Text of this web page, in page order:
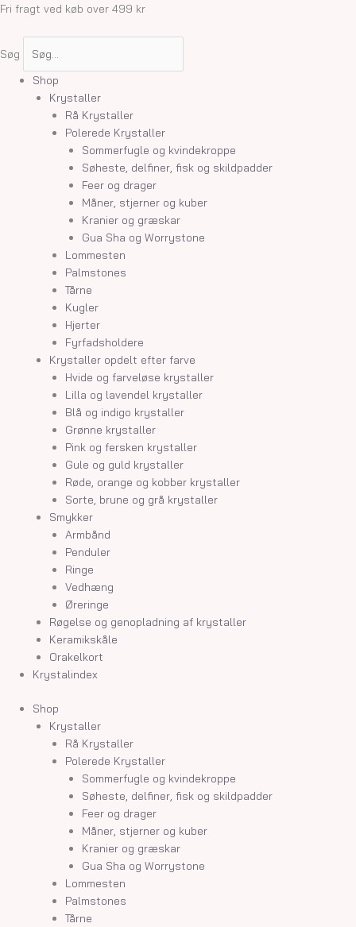
Gå
Fri fragt ved køb over 499 kr
Søg
Shop
Krystaller
Rå Krystaller
Polerede Krystaller
Sommerfugle og kvindekroppe
Søheste, delfiner, fisk og skildpadder
Feer og drager
Måner, stjerner og kuber
Kranier og græskar
Gua Sha og Worrystone
Lommesten
Palmstones
Tårne
Kugler
Hjerter
Fyrfadsholdere
Krystaller opdelt efter farve
Hvide og farveløse krystaller
Lilla og lavendel krystaller
Blå og indigo krystaller
Grønne krystaller
Pink og fersken krystaller
Gule og guld krystaller
Røde, orange og kobber krystaller
Sorte, brune og grå krystaller
Smykker
Armbånd
Penduler
Ringe
Vedhæng
Øreringe
Røgelse og genopladning af krystaller
Keramikskåle
Orakelkort
Krystalindex
Shop
Krystaller
Rå Krystaller
Polerede Krystaller
Sommerfugle og kvindekroppe
Søheste, delfiner, fisk og skildpadder
Feer og drager
Måner, stjerner og kuber
Kranier og græskar
Gua Sha og Worrystone
Lommesten
Palmstones
Tårne
Akvamarin